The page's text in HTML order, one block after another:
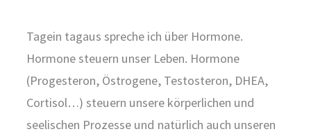
Tagein tagaus spreche ich über Hormone.
Hormone steuern unser Leben. Hormone
(Progesteron, Östrogene, Testosteron, DHEA,
Cortisol…) steuern unsere körperlichen und
seelischen Prozesse und natürlich auch unseren